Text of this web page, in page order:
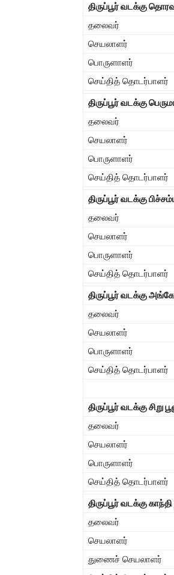
திருப்பூர் வடக்கு
தலைவர்
செயலாளர்
பொருளாளர்
செய்தித் தொடர்பாளர்
திருப்பூர் வடக்கு
தலைவர்
செயலாளர்
பொருளாளர்
செய்தித் தொடர்பாளர்
திருப்பூர் வடக்கு
தலைவர்
செயலாளர்
பொருளாளர்
செய்தித் தொடர்பாளர்
திருப்பூர் வடக்கு
தலைவர்
செயலாளர்
பொருளாளர்
செய்தித் தொடர்பாளர்
திருப்பூர் வடக்கு
தலைவர்
செயலாளர்
பொருளாளர்
செய்தித் தொடர்பாளர்
திருப்பூர் வடக்கு
தலைவர்
செயலாளர்
துணைச் செயலாளர்